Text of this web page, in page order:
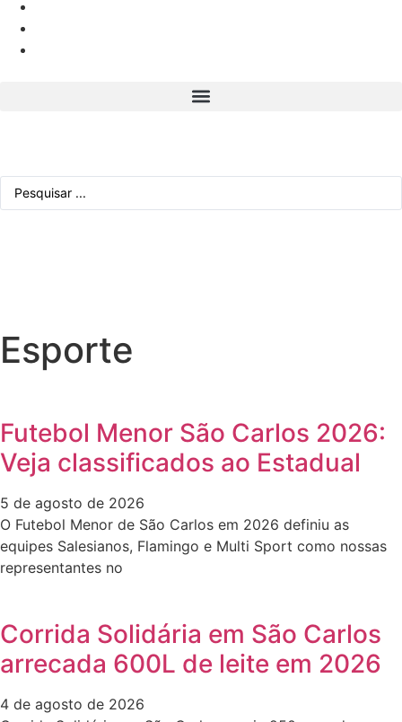
Esporte
Futebol Menor São Carlos 2026:
Veja classificados ao Estadual
5 de agosto de 2026
O Futebol Menor de São Carlos em 2026 definiu as
equipes Salesianos, Flamingo e Multi Sport como nossas
representantes no
Corrida Solidária em São Carlos
arrecada 600L de leite em 2026
4 de agosto de 2026